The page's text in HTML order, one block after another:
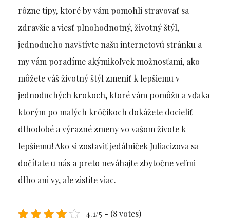
rôzne tipy, ktoré by vám pomohli stravovať sa
zdravšie a viesť plnohodnotný, životný štýl,
jednoducho navštívte našu internetovú stránku a
my vám poradíme akýmikoľvek možnosťami, ako
môžete váš životný štýl zmeniť k lepšiemu v
jednoduchých krokoch, ktoré vám pomôžu a vďaka
ktorým po malých krôčikoch dokážete docieliť
dlhodobé a výrazné zmeny vo vašom živote k
lepšiemu!Ako si zostaviť jedálniček Juliacizovasa
dočítate u nás a preto neváhajte zbytočne veľmi
dlho ani vy, ale zistite viac.
4.1/5 - (8 votes)